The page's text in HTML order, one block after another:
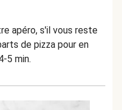
apéro, s'il vous reste
de pizza pour en
5 min.